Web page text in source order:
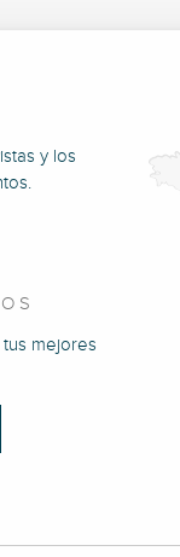
y los
mejores